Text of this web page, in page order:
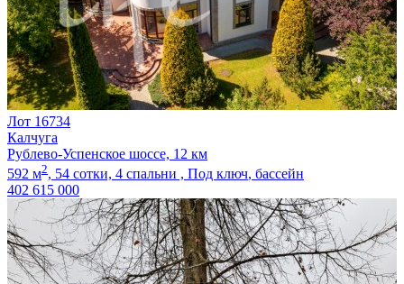
Лот 16734
Калчуга
Рублево-Успенское шоссе, 12 км
592 м2, 54 сотки, 4 спальни , Под ключ, бассейн
402 615 000